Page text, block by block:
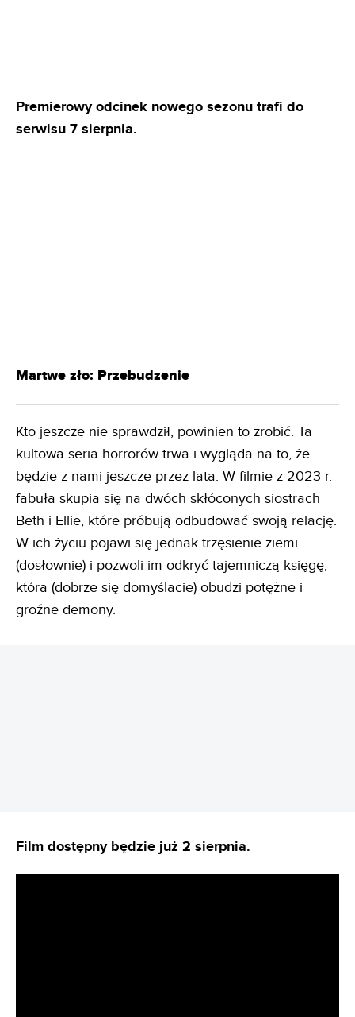
Premierowy odcinek nowego sezonu trafi do
serwisu 7 sierpnia.
Martwe zło: Przebudzenie
Kto jeszcze nie sprawdził, powinien to zrobić. Ta
kultowa seria horrorów trwa i wygląda na to, że
będzie z nami jeszcze przez lata. W filmie z 2023 r.
fabuła skupia się na dwóch skłóconych siostrach
Beth i Ellie, które próbują odbudować swoją relację.
W ich życiu pojawi się jednak trzęsienie ziemi
(dosłownie) i pozwoli im odkryć tajemniczą księgę,
która (dobrze się domyślacie) obudzi potężne i
groźne demony.
Film dostępny będzie już 2 sierpnia.